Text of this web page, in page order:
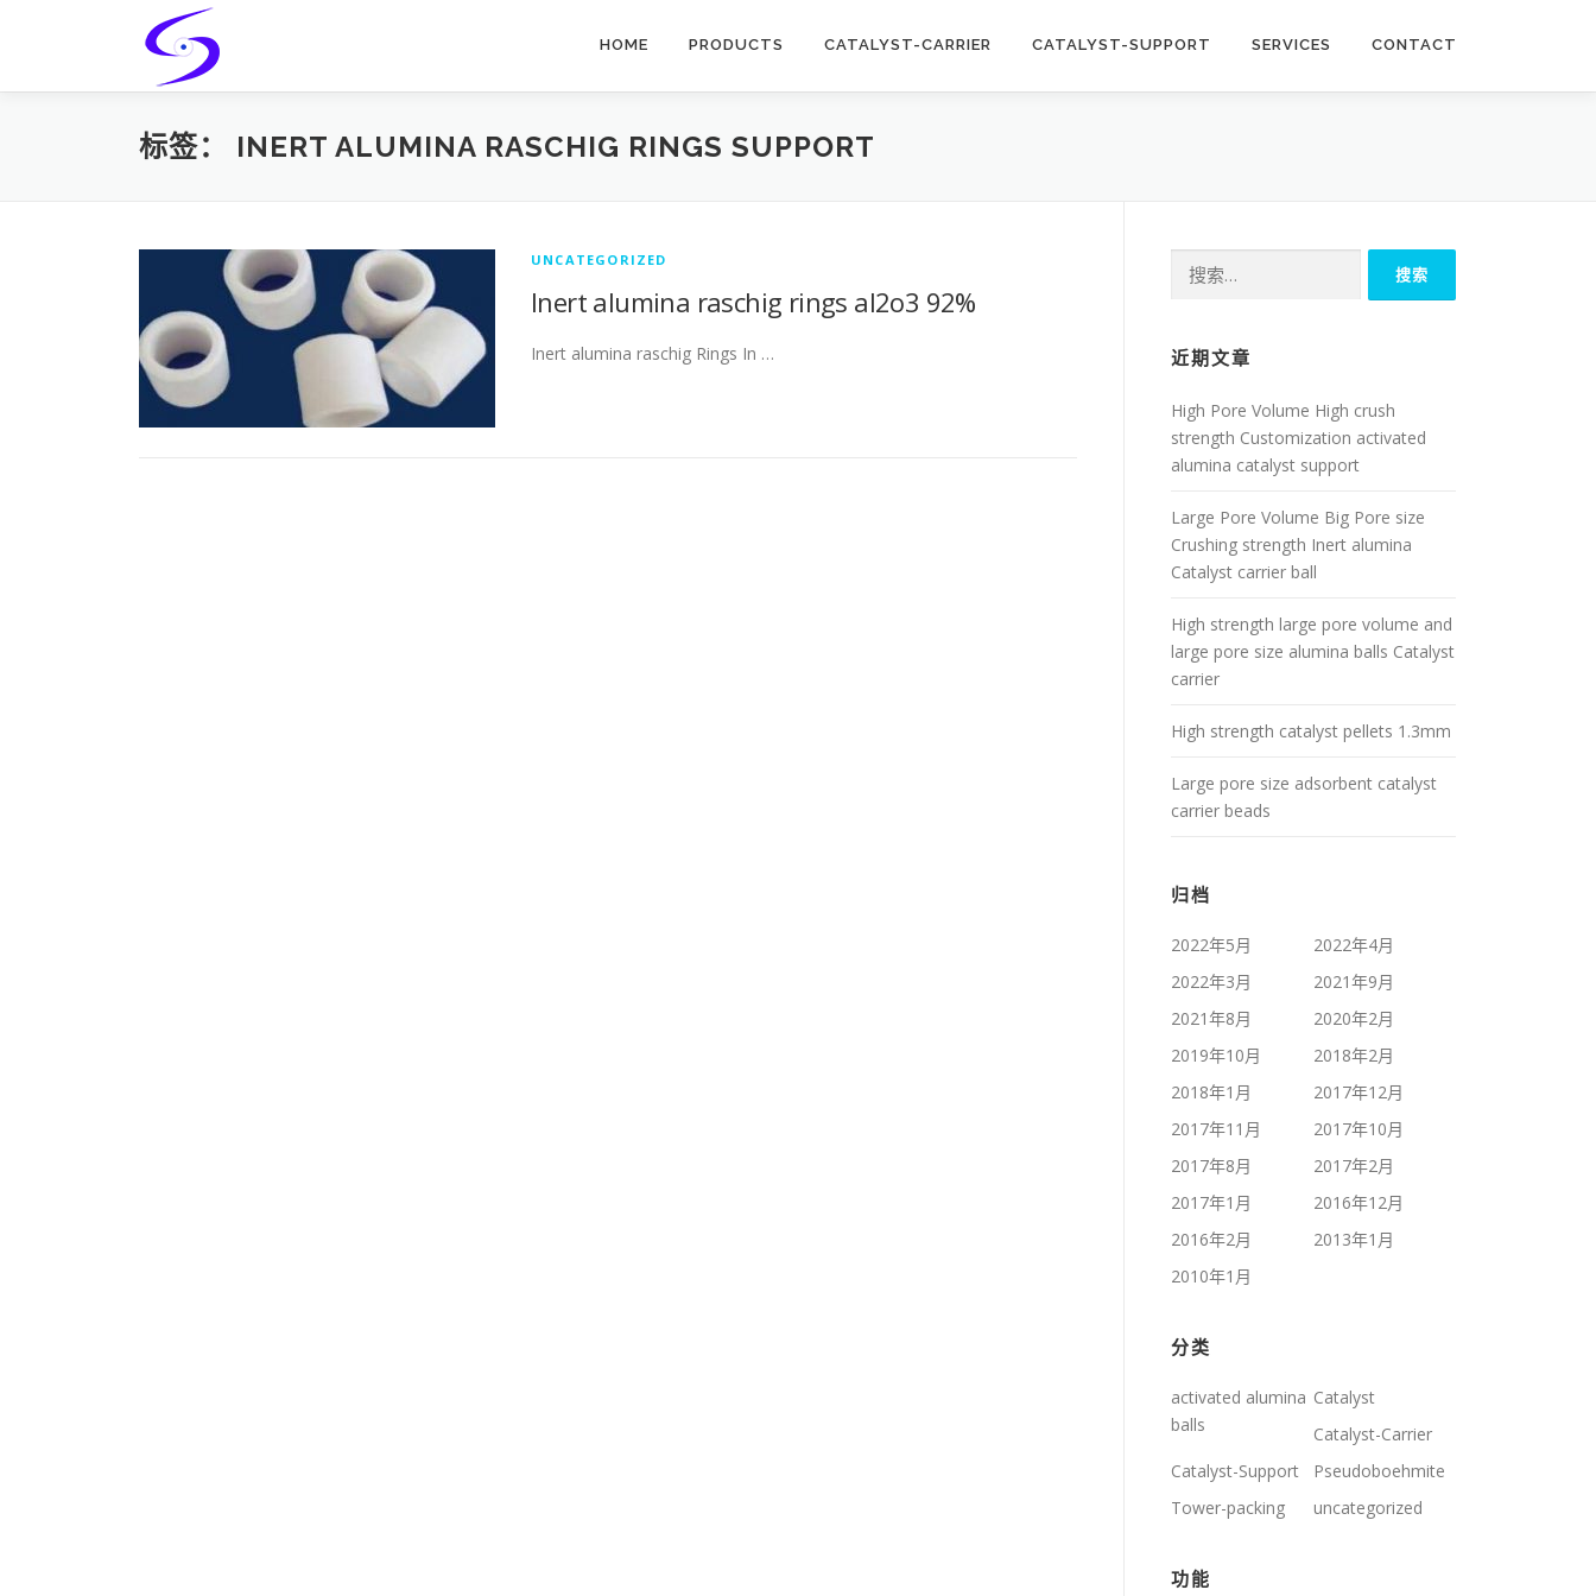
HOME PRODUCTS CATALYST-CARRIER CATALYST-SUPPORT SERVICES CONTACT
标签： INERT ALUMINA RASCHIG RINGS SUPPORT
UNCATEGORIZED
Inert alumina raschig rings al2o3 92%
Inert alumina raschig Rings In …
索：
近期文章
High Pore Volume High crush
strength Customization activated
alumina catalyst support
Large Pore Volume Big Pore size
Crushing strength Inert alumina
Catalyst carrier ball
High strength large pore volume and
large pore size alumina balls Catalyst
carrier
High strength catalyst pellets 1.3mm
Large pore size adsorbent catalyst
carrier beads
归档
2022年5月
2022年4月
2022年3月
2021年9月
2021年8月
2020年2月
2019年10月
2018年2月
2018年1月
2017年12月
2017年11月
2017年10月
2017年8月
2017年2月
2017年1月
2016年12月
2016年2月
2013年1月
2010年1月
分类
activated alumina
balls
Catalyst
Catalyst-Carrier
Catalyst-Support
Pseudoboehmite
Tower-packing
uncategorized
功能